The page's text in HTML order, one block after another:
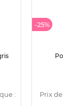
:
-25%
Prix